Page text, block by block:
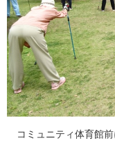
コミュニティ体育館前